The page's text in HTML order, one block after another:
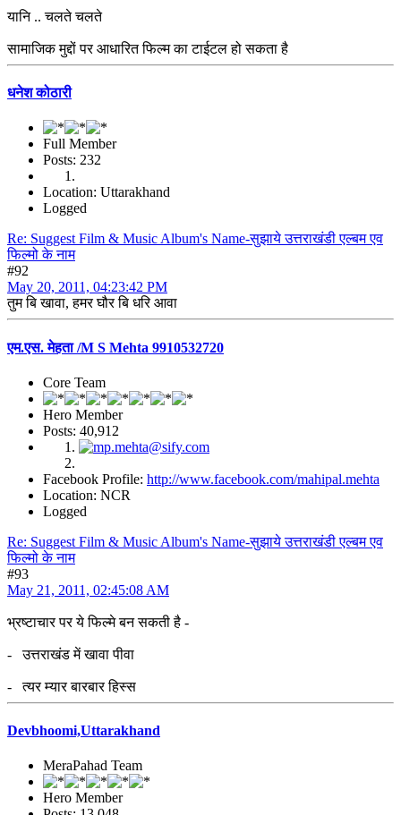
यानि .. चलते चलते
सामाजिक मुद्दों पर आधारित फिल्म का टाईटल हो सकता है
धनेश कोठारी
Full Member
Posts: 232
Location: Uttarakhand
Logged
Re: Suggest Film & Music Album's Name-सुझाये उत्तराखंडी एल्बम एव
फिल्मो के नाम
#92
May 20, 2011, 04:23:42 PM
तुम बि खावा, हमर घौर बि धरि आवा
एम.एस. मेहता /M S Mehta 9910532720
Core Team
Hero Member
Posts: 40,912
Facebook Profile: http://www.facebook.com/mahipal.mehta
Location: NCR
Logged
Re: Suggest Film & Music Album's Name-सुझाये उत्तराखंडी एल्बम एव
फिल्मो के नाम
#93
May 21, 2011, 02:45:08 AM
भ्रष्टाचार पर ये फिल्मे बन सकती है -
- उत्तराखंड में खावा पीवा
- त्यर म्यार बारबार हिस्स
Devbhoomi,Uttarakhand
MeraPahad Team
Hero Member